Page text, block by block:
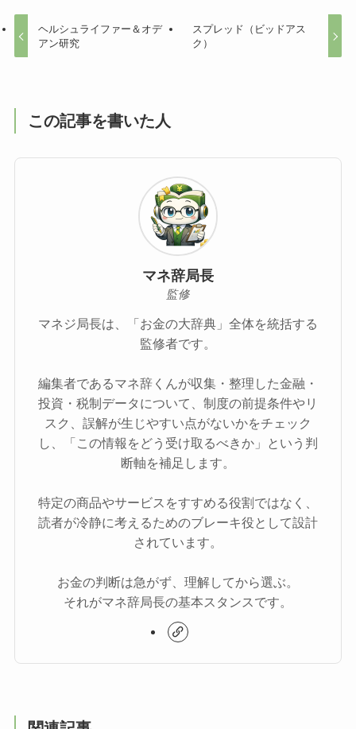
ヘルシュライファー＆オデ
アン研究
スプレッド（ビッドアス
ク）
この記事を書いた人
マネ辞局長
監修
マネジ局長は、「お金の大辞典」全体を統括する
監修者です。
編集者であるマネ辞くんが収集・整理した金融・
投資・税制データについて、制度の前提条件やリ
スク、誤解が生じやすい点がないかをチェック
し、「この情報をどう受け取るべきか」という判
断軸を補足します。
特定の商品やサービスをすすめる役割ではなく、
読者が冷静に考えるためのブレーキ役として設計
されています。
お金の判断は急がず、理解してから選ぶ。
それがマネ辞局長の基本スタンスです。